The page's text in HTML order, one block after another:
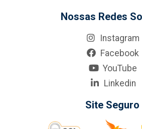
Nossas Redes
Instagram
Facebook
YouTube
Linkedin
Site Seguro